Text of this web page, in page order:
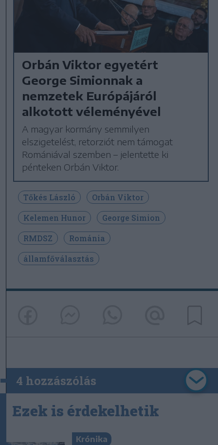
Orbán Viktor egyetért
George Simionnak a
nemzetek Európájáról
alkotott véleményével
A magyar kormány semmilyen
elszigetelést, retorziót nem támogat
Romániával szemben – jelentette ki
pénteken Orbán Viktor.
Tőkés László
Orbán Viktor
Kelemen Hunor
George Simion
RMDSZ
Románia
államfőválasztás
4 hozzászólás
Ezek is érdekelhetik
Krónika